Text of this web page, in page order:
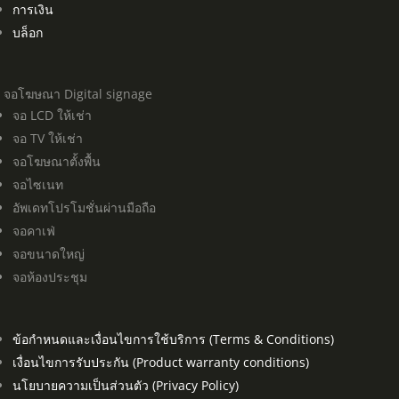
การเงิน
บล็อก
จอโฆษณา Digital signage
จอ LCD ให้เช่า
จอ TV ให้เช่า
จอโฆษณาตั้งพื้น
จอไซเนท
อัพเดทโปรโมชั่นผ่านมือถือ
จอคาเฟ่
จอขนาดใหญ่
จอห้องประชุม
ข้อกำหนดและเงื่อนไขการใช้บริการ (Terms & Conditions)
เงื่อนไขการรับประกัน (Product warranty conditions)
นโยบายความเป็นส่วนตัว (Privacy Policy)